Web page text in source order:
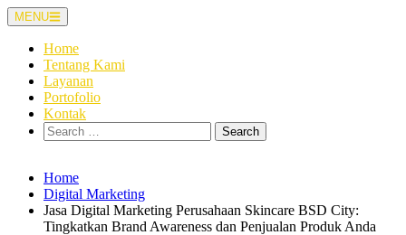
Skip
to
content
MENU
Home
Tentang Kami
Layanan
Portofolio
Kontak
Search
for:
Home
Digital Marketing
Jasa Digital Marketing Perusahaan Skincare BSD City:
Tingkatkan Brand Awareness dan Penjualan Produk Anda